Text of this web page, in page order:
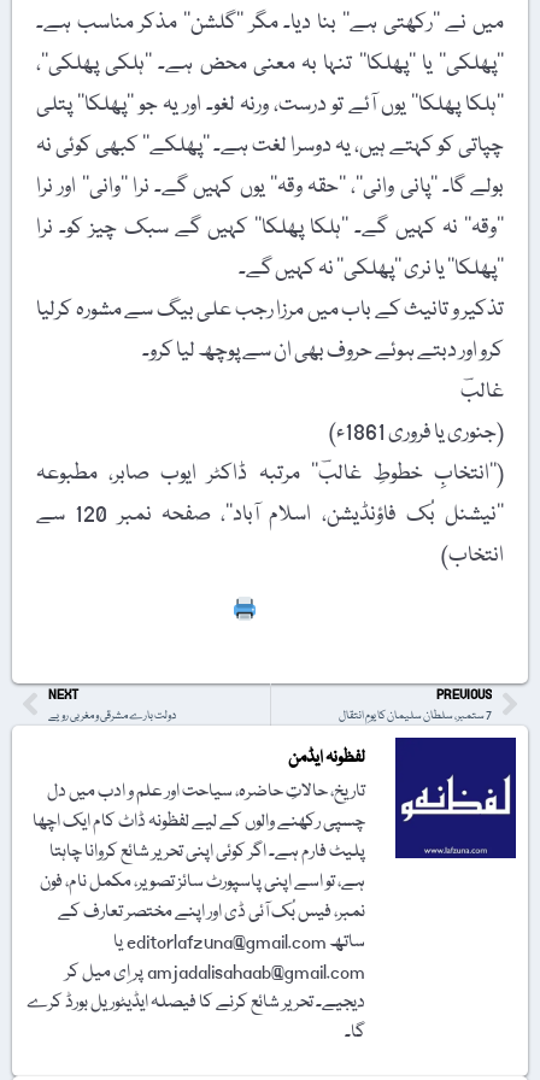
میں نے ’’رکھتی ہے‘‘ بنا دیا۔ مگر ’’گلشن‘‘ مذکر مناسب ہے۔
’’پھلکی‘‘ یا ’’پھلکا‘‘ تنہا بہ معنی محض ہے۔ ’’ہلکی پھلکی‘‘،
’’ہلکا پھلکا‘‘ یوں آئے تو درست، ورنہ لغو۔ اور یہ جو ’’پھلکا‘‘ پتلی
چپاتی کو کہتے ہیں، یہ دوسرا لغت ہے۔ ’’پھلکے‘‘ کبھی کوئی نہ
بولے گا۔ ’’پانی وانی‘‘، ’’حقہ وقہ‘‘ یوں کہیں گے۔ نرا ’’وانی‘‘ اور نرا
’’وقہ‘‘ نہ کہیں گے۔ ’’ہلکا پھلکا‘‘ کہیں گے سبک چیز کو۔ نرا
’’پھلکا‘‘ یا نری ’’پھلکی‘‘ نہ کہیں گے۔
تذکیر و تانیث کے باب میں مرزا رجب علی بیگ سے مشورہ کرلیا
کرو اور دبتے ہوئے حروف بھی ان سے پوچھ لیا کرو۔
غالبؔ
(جنوری یا فروری 1861ء)
(’’انتخابِ خطوطِ غالبؔ‘‘ مرتبہ ڈاکٹر ایوب صابر، مطبوعہ
’’نیشنل بُک فاؤنڈیشن، اسلام آباد‘‘، صفحہ نمبر 120 سے
انتخاب)
PREVIOUS
7 ستمبر، سلطان سلیمان کا یومِ انتقال
NEXT
دولت بارے مشرقی و مغربی رویے
لفظونہ ایڈمن
تاریخ، حالاتِ حاضرہ، سیاحت اور علم و ادب میں دل
چسپی رکھنے والوں کے لیے لفظونہ ڈاٹ کام ایک اچھا
پلیٹ فارم ہے۔ اگر کوئی اپنی تحریر شائع کروانا چاہتا
ہے، تو اسے اپنی پاسپورٹ سائز تصویر، مکمل نام، فون
نمبر، فیس بُک آئی ڈی اور اپنے مختصر تعارف کے
ساتھ editorlafzuna@gmail.com یا
amjadalisahaab@gmail.com پر اِی میل کر
دیجیے۔ تحریر شائع کرنے کا فیصلہ ایڈیٹوریل بورڈ کرے
گا۔